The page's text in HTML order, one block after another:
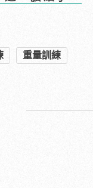
重量訓練